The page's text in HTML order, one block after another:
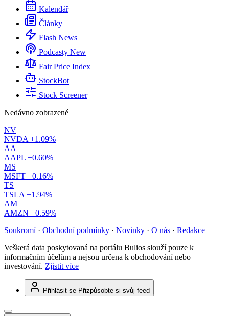
Kalendář
Články
Flash News
Podcasty New
Fair Price Index
StockBot
Stock Screener
Nedávno zobrazené
NV
NVDA +1.09%
AA
AAPL +0.60%
MS
MSFT +0.16%
TS
TSLA +1.94%
AM
AMZN +0.59%
Soukromí · Obchodní podmínky · Novinky · O nás · Redakce
Veškerá data poskytovaná na portálu Bulios slouží pouze k
informačním účelům a nejsou určena k obchodování nebo
investování. Zjistit více
Přihlásit se Přizpůsobte si svůj feed